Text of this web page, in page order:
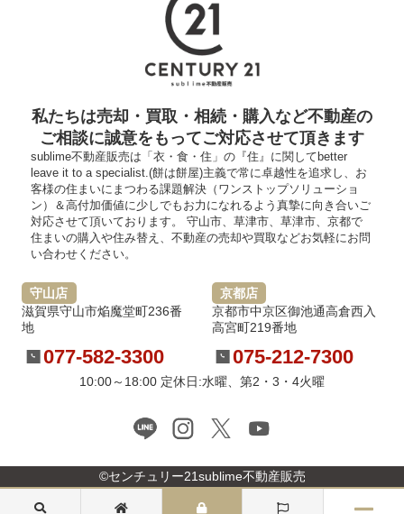
私たちは売却・買取・相続・購入など不動産の
ご相談に誠意をもってご対応させて頂きます
sublime不動産販売は「衣・食・住」の『住』に関してbetter
leave it to a specialist.(餅は餅屋)主義で常に卓越性を追求し、お
客様の住まいにまつわる課題解決（ワンストップソリューショ
ン）＆高付加価値に少しでもお力になれるよう真摯に向き合いご
対応させて頂いております。 守山市、草津市、草津市、京都で
住まいの購入や住み替え、不動産の売却や買取などお気軽にお問
い合わせください。
守山店
滋賀県守山市焔魔堂町236番
地
077-582-3300
京都店
京都市中京区御池通高倉西入
高宮町219番地
075-212-7300
10:00～18:00 定休日:水曜、第2・3・4火曜
©センチュリー21sublime不動産販売